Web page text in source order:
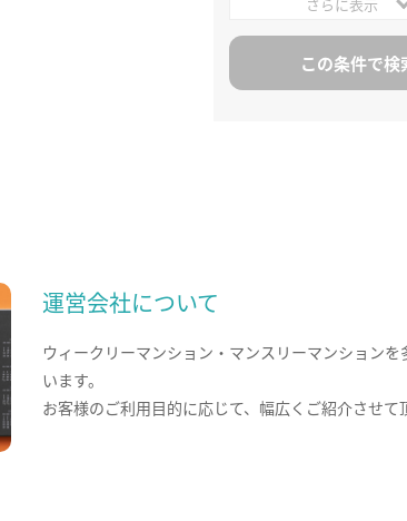
運営会社について
ウィークリーマンション・マンスリーマンションを
います。
お客様のご利用目的に応じて、幅広くご紹介させて